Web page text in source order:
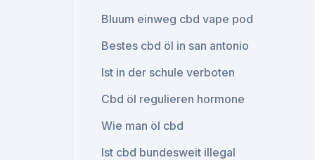
Bluum einweg cbd vape pod
Bestes cbd öl in san antonio
Ist in der schule verboten
Cbd öl regulieren hormone
Wie man öl cbd
Ist cbd bundesweit illegal